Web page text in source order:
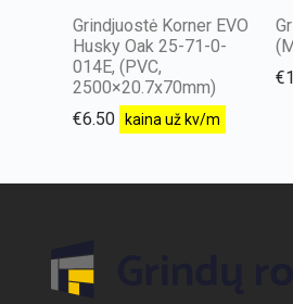
Grindjuostė Korner EVO
Husky Oak 25-71-0-
014E, (PVC,
2500×20.7x70mm)
€6.50 kaina už kv/m
€